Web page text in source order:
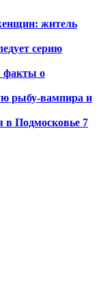
житель
серию
факты о
рыбу-вампира и
в Подмосковье 7